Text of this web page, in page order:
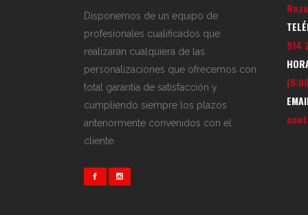
Disponemos de un equipo de
profesionales cualificados que
realizarán cualquiera de las
personalizaciones que ofrecemos con
total garantía de satisfacción y
cumpliendo siempre los plazos
anteriormente convenidos con el
cliente.
914